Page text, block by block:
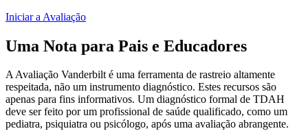
Iniciar a Avaliação
Uma Nota para Pais e Educadores
A Avaliação Vanderbilt é uma ferramenta de rastreio altamente
respeitada, não um instrumento diagnóstico. Estes recursos são
apenas para fins informativos. Um diagnóstico formal de TDAH
deve ser feito por um profissional de saúde qualificado, como um
pediatra, psiquiatra ou psicólogo, após uma avaliação abrangente.